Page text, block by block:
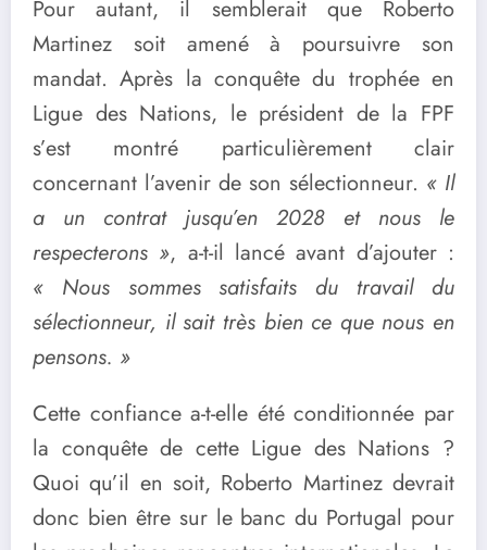
Pour autant, il semblerait que Roberto
Martinez soit amené à poursuivre son
mandat. Après la conquête du trophée en
Ligue des Nations, le président de la FPF
s’est montré particulièrement clair
concernant l’avenir de son sélectionneur. « Il
a un contrat jusqu’en 2028 et nous le
respecterons », a-t-il lancé avant d’ajouter :
« Nous sommes satisfaits du travail du
sélectionneur, il sait très bien ce que nous en
pensons. »
Cette confiance a-t-elle été conditionnée par
la conquête de cette Ligue des Nations ?
Quoi qu’il en soit, Roberto Martinez devrait
donc bien être sur le banc du Portugal pour